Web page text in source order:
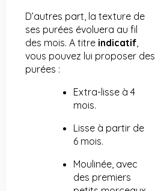
D’autres part, la texture de
ses purées évoluera au fil
des mois. A titre indicatif,
vous pouvez lui proposer des
purées :
Extra-lisse à 4
mois.
Lisse à partir de
6 mois.
Moulinée, avec
des premiers